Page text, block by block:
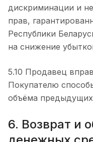
дискриминации и
прав,
Республики
на снижение
5.10 Продавец
Покупателю
объёма предыдущих
6. Возврат и